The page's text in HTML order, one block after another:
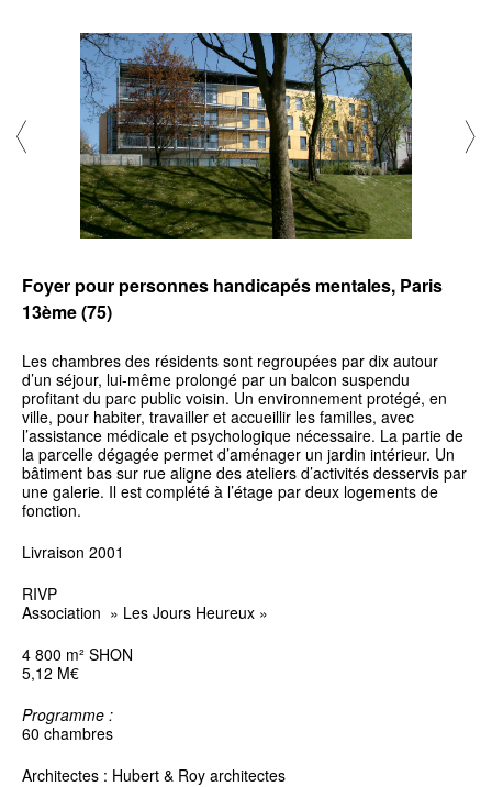
Foyer pour personnes handicapés mentales, Paris
13ème (75)
Les chambres des résidents sont regroupées par dix autour
d’un séjour, lui-même prolongé par un balcon suspendu
profitant du parc public voisin. Un environnement protégé, en
ville, pour habiter, travailler et accueillir les familles, avec
l’assistance médicale et psychologique nécessaire. La partie de
la parcelle dégagée permet d’aménager un jardin intérieur. Un
bâtiment bas sur rue aligne des ateliers d’activités desservis par
une galerie. Il est complété à l’étage par deux logements de
fonction.
Livraison 2001
RIVP
Association » Les Jours Heureux »
4 800 m² SHON
5,12 M€
Programme :
60 chambres
Architectes : Hubert & Roy architectes